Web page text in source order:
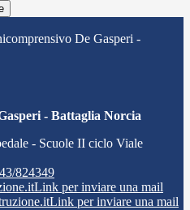
De Gasperi -
- Battaglia Norcia
- Scuole II ciclo Viale
824349
Link per inviare una mail
Link per inviare una mail